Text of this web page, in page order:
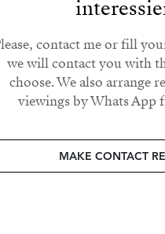
contact me or fill
we will contact you with
choose. We also arrange
viewings by Whats App
MAKE CONTACT